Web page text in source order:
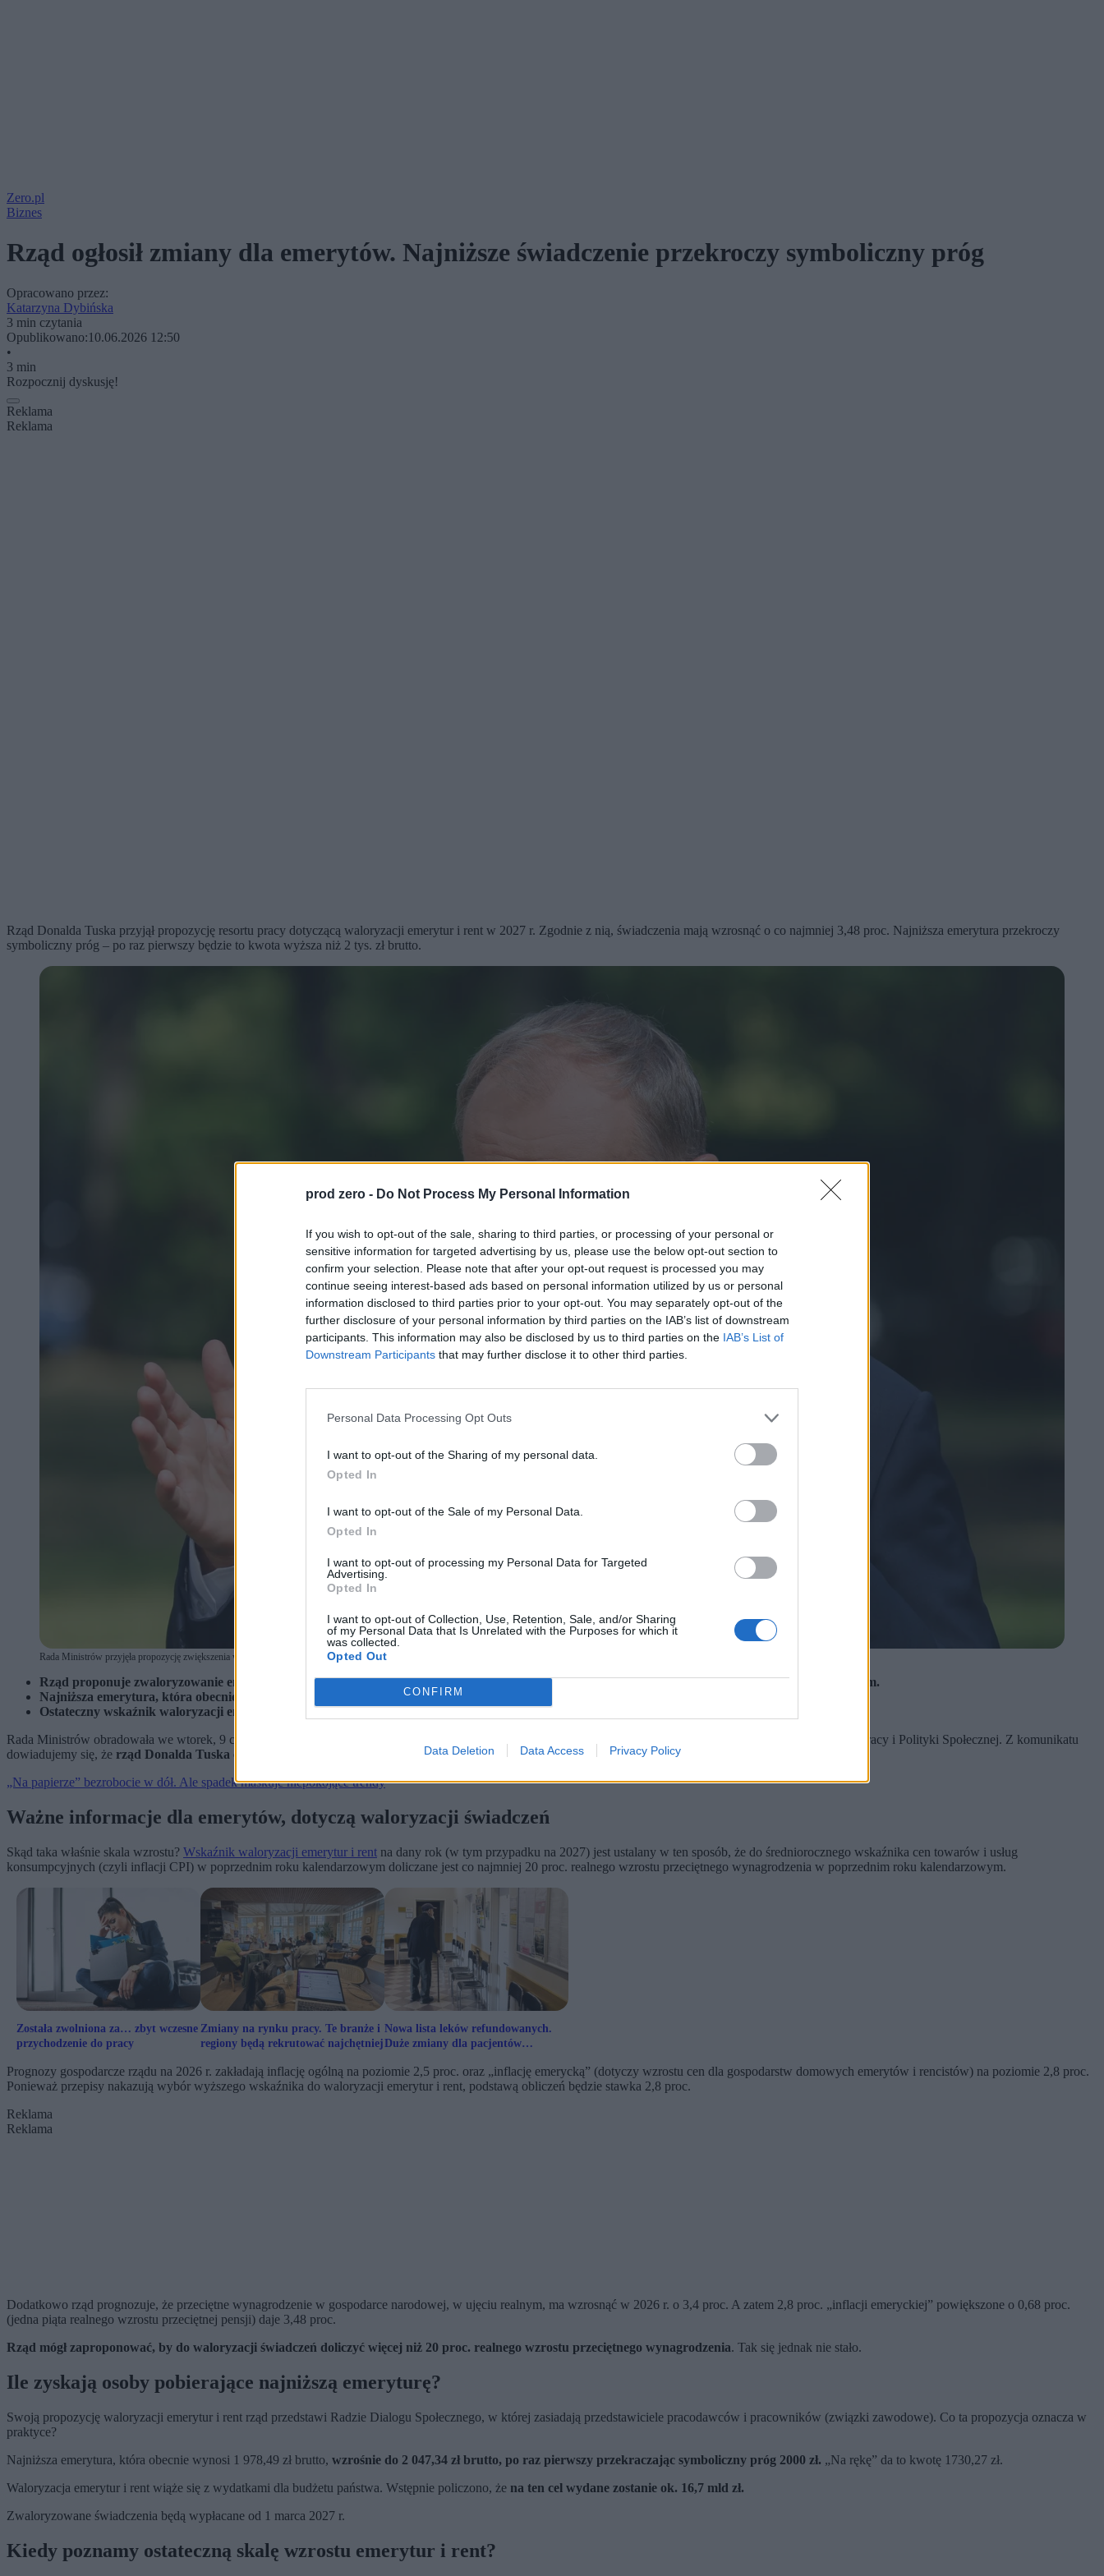
prod zero - Do Not Process My Personal Information
If you wish to opt-out of the sale, sharing to third parties, or processing of your personal or
sensitive information for targeted advertising by us, please use the below opt-out section to
confirm your selection. Please note that after your opt-out request is processed you may
continue seeing interest-based ads based on personal information utilized by us or personal
information disclosed to third parties prior to your opt-out. You may separately opt-out of the
further disclosure of your personal information by third parties on the IAB’s list of downstream
participants. This information may also be disclosed by us to third parties on the IAB’s List of
Downstream Participants that may further disclose it to other third parties.
Personal Data Processing Opt Outs
I want to opt-out of the Sharing of my personal data.
Opted In
I want to opt-out of the Sale of my Personal Data.
Opted In
I want to opt-out of processing my Personal Data for Targeted
Advertising.
Opted In
I want to opt-out of Collection, Use, Retention, Sale, and/or Sharing
of my Personal Data that Is Unrelated with the Purposes for which it
was collected.
Opted Out
CONFIRM
Data Deletion Data Access Privacy Policy
Zero.pl
Biznes
Rząd ogłosił zmiany dla emerytów. Najniższe świadczenie przekroczy symboliczny próg
Opracowano przez:
Katarzyna Dybińska
3 min czytania
Opublikowano:10.06.2026 12:50
•
3 min
Rozpocznij dyskusję!
Reklama
Reklama
Rząd Donalda Tuska przyjął propozycję resortu pracy dotyczącą waloryzacji emerytur i rent w 2027 r. Zgodnie z nią, świadczenia mają wzrosnąć o co najmniej 3,48 proc. Najniższa emerytura przekroczy
symboliczny próg – po raz pierwszy będzie to kwota wyższa niż 2 tys. zł brutto.
Rada Ministrów przyjęła propozycję zwiększenia wskaźnika waloryzacji emerytur i rent w 2027 r. (fot. Paweł Supernak / PAP)
Rząd proponuje zwaloryzowanie emerytur i rent w 2027 r. o co najmniej 3,48 proc. Propozycja ta zostanie teraz przedstawiona partnerom społecznym.
Najniższa emerytura, która obecnie wynosi 1 978,49 zł brutto, przekroczy tym samym symboliczny próg.
Ostateczny wskaźnik waloryzacji emerytur i rent poznamy w lutym 2027 r. Do jego wyliczenia są bowiem potrzebne konkretne dane GUS.
Rada Ministrów obradowała we wtorek, 9 czerwca, nad propozycją dotyczącą
, przedstawioną przez Ministerstwo Rodziny, Pracy i Polityki Społecznej. Z komunikatu
dowiadujemy się, że rząd Donalda Tuska chce, by w przyszłym roku świadczenia wzrosły o co najmniej 3,48 proc.
„Na papierze” bezrobocie w dół. Ale spadek maskuje niepokojące trendy
Ważne informacje dla emerytów, dotyczą waloryzacji świadczeń
Skąd taka właśnie skala wzrostu? Wskaźnik waloryzacji emerytur i rent na dany rok (w tym przypadku na 2027) jest ustalany w ten sposób, że do średniorocznego wskaźnika cen towarów i usług
konsumpcyjnych (czyli inflacji CPI) w poprzednim roku kalendarzowym doliczane jest co najmniej 20 proc. realnego wzrostu przeciętnego wynagrodzenia w poprzednim roku kalendarzowym.
Została zwolniona za… zbyt wczesne
przychodzenie do pracy
Zmiany na rynku pracy. Te branże i
regiony będą rekrutować najchętniej
Nowa lista leków refundowanych.
Duże zmiany dla pacjentów
Prognozy gospodarcze rządu na 2026 r. zakładają inflację ogólną na poziomie 2,5 proc. oraz „inflację emerycką” (dotyczy wzrostu cen dla gospodarstw domowych emerytów i rencistów) na poziomie 2,8 proc.
Ponieważ przepisy nakazują wybór wyższego wskaźnika do waloryzacji emerytur i rent, podstawą obliczeń będzie stawka 2,8 proc.
Reklama
Reklama
Dodatkowo rząd prognozuje, że przeciętne wynagrodzenie w gospodarce narodowej, w ujęciu realnym, ma wzrosnąć w 2026 r. o 3,4 proc. A zatem 2,8 proc. „inflacji emeryckiej” powiększone o 0,68 proc.
(jedna piąta realnego wzrostu przeciętnej pensji) daje 3,48 proc.
Rząd mógł zaproponować, by do waloryzacji świadczeń doliczyć więcej niż 20 proc. realnego wzrostu przeciętnego wynagrodzenia. Tak się jednak nie stało.
Ile zyskają osoby pobierające najniższą emeryturę?
Swoją propozycję waloryzacji emerytur i rent rząd przedstawi Radzie Dialogu Społecznego, w której zasiadają przedstawiciele pracodawców i pracowników (związki zawodowe). Co ta propozycja oznacza w
praktyce?
Najniższa emerytura, która obecnie wynosi 1 978,49 zł brutto, wzrośnie do 2 047,34 zł brutto, po raz pierwszy przekraczając symboliczny próg 2000 zł. „Na rękę” da to kwotę 1730,27 zł.
Waloryzacja emerytur i rent wiąże się z wydatkami dla budżetu państwa. Wstępnie policzono, że na ten cel wydane zostanie ok. 16,7 mld zł.
Zwaloryzowane świadczenia będą wypłacane od 1 marca 2027 r.
Kiedy poznamy ostateczną skalę wzrostu emerytur i rent?